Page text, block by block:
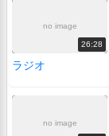
no image
26:28
ラジオ
no image